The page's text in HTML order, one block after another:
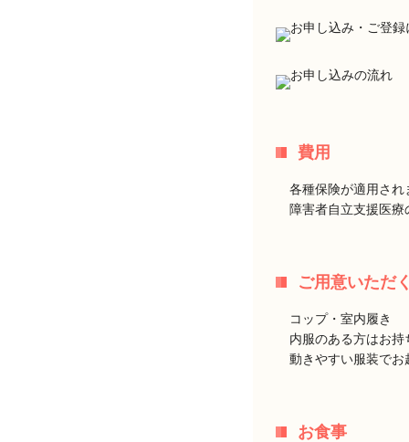
費用
各種保険が適用され
障害者自立支援医
ご用意いただ
コップ・室内履き
内服のある方はお持
動きやすい服装でお
お食事